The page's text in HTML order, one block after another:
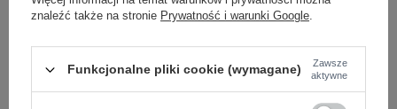
DROPSHIPPING
Damskie ubrania w dropshippingu
Hurt odzieży damskiej z wysyłką na etykiecie Twojego
sklepu w całej UE. Zero magazynu, zero
znaleźć także na stronie Prywatność i warunki Google.
Funkcjonalne pliki cookie (wymagane)
Zawsze
aktywne